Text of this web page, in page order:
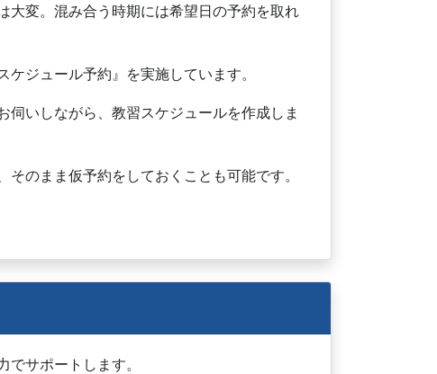
大変。混み合う時期には希望日の予約を取れ
ジュール予約』を実施しています。
いしながら、教習スケジュールを作成しま
のまま仮予約をしておくことも可能です。
サポートします。